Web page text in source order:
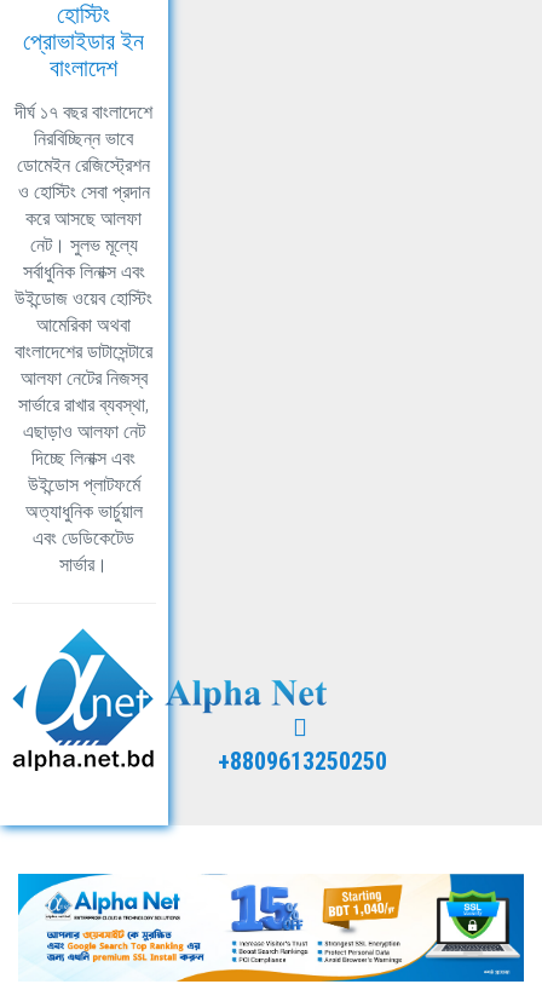
হোস্টিং
প্রোভাইডার ইন
বাংলাদেশ
দীর্ঘ ১৭ বছর বাংলাদেশে
নিরবিচ্ছিন্ন ভাবে
ডোমেইন রেজিস্ট্রেশন
ও হোস্টিং সেবা প্রদান
করে আসছে আলফা
নেট। সুলভ মূল্যে
সর্বাধুনিক লিনাক্স এবং
উইন্ডোজ ওয়েব হোস্টিং
আমেরিকা অথবা
বাংলাদেশের ডাটাসেন্টারে
আলফা নেটের নিজস্ব
সার্ভারে রাখার ব্যবস্থা,
এছাড়াও আলফা নেট
দিচ্ছে লিনাক্স এবং
উইন্ডোস প্লাটফর্মে
অত্যাধুনিক ভার্চুয়াল
এবং ডেডিকেটেড
সার্ভার।
+8809613250250